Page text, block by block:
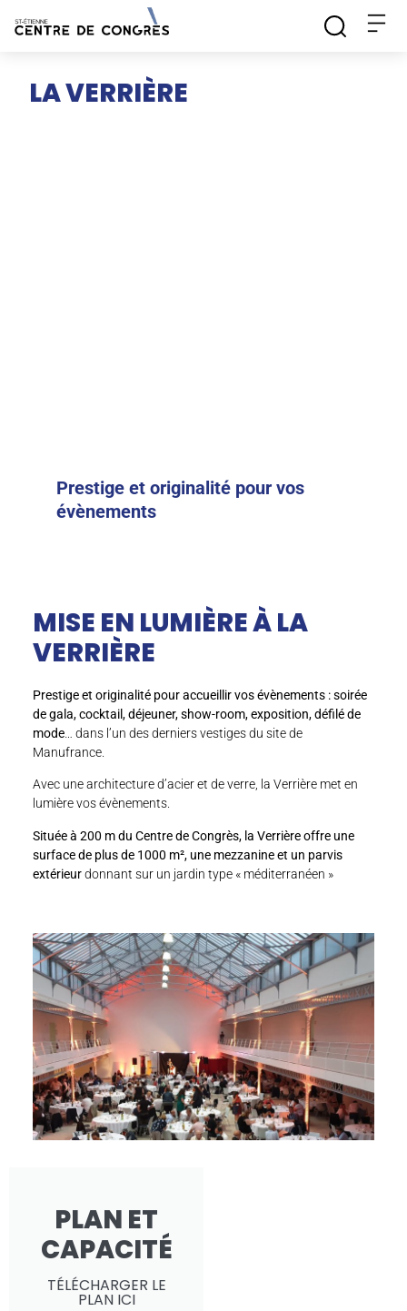
LA VERRIÈRE
Prestige et originalité pour vos
évènements
MISE EN LUMIÈRE À LA
VERRIÈRE
Prestige et originalité pour accueillir vos évènements : soirée
de gala, cocktail, déjeuner, show-room, exposition, défilé de
mode … dans l’un des derniers vestiges du site de
Manufrance.
Avec une architecture d’acier et de verre, la Verrière met en
lumière vos évènements.
Située à 200 m du Centre de Congrès, la Verrière offre une
surface de plus de 1000 m², une mezzanine et un parvis
extérieurdonnant sur un jardin type « méditerranéen »
PLAN ET
CAPACITÉ
TÉLÉCHARGER LE
PLAN ICI